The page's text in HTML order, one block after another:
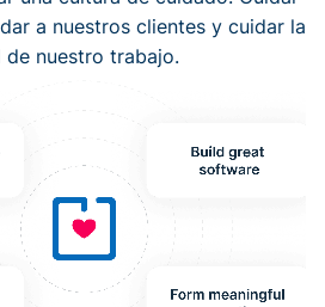
a nuestros clientes y cuidar la
de nuestro trabajo.